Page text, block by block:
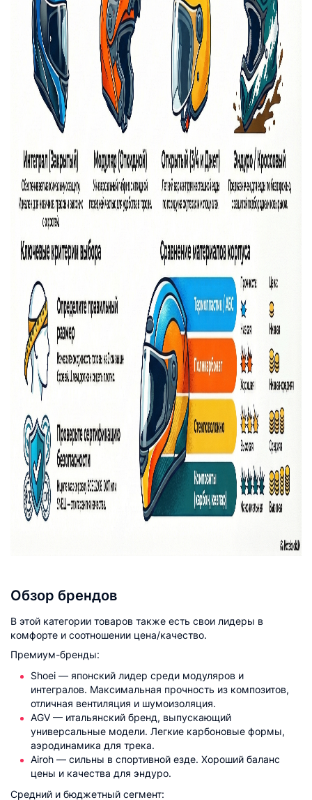
Обзор брендов
В этой категории товаров также есть свои лидеры в
комфорте и соотношении цена/качество.
Премиум-бренды:
Shoei — японский лидер среди модуляров и
интегралов. Максимальная прочность из композитов,
отличная вентиляция и шумоизоляция.​
AGV — итальянский бренд, выпускающий
универсальные модели. Легкие карбоновые формы,
аэродинамика для трека.​
Airoh — сильны в спортивной езде. Хороший баланс
цены и качества для эндуро.​
Средний и бюджетный сегмент: